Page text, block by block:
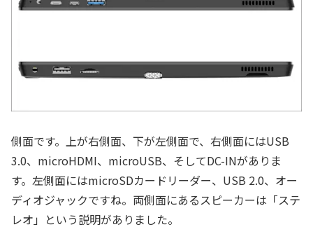
側面です。上が右側面、下が左側面で、右側面にはUSB
3.0、microHDMI、microUSB、そしてDC-INがありま
す。左側面にはmicroSDカードリーダー、USB 2.0、オー
ディオジャックですね。両側面にあるスピーカーは「ステ
レオ」という説明がありました。